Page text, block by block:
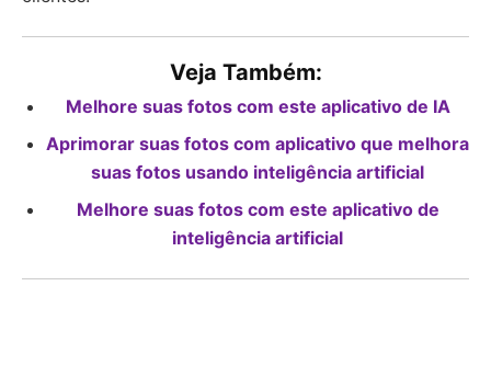
Veja Também:
Melhore suas fotos com este aplicativo de IA
Aprimorar suas fotos com aplicativo que melhora
suas fotos usando inteligência artificial
Melhore suas fotos com este aplicativo de
inteligência artificial